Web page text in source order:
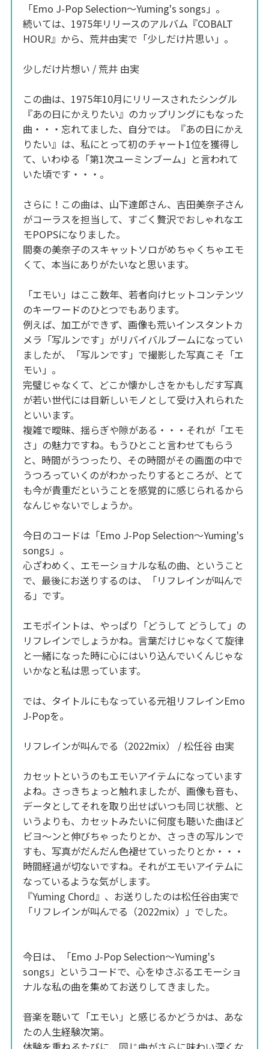
「Emo J-Pop Selection～Yuming's songs」。
続いては、1975年リリースのアルバム『COBALT
HOUR』から、荒井由実で「少しだけ片思い」。
少しだけ片想い / 荒井 由実
この曲は、1975年10月にリリースされたシングル
『あの日にかえりたい』のカップリングにもなった
曲・・・忘れてました、自分では。『あの日にかえ
りたい』は、私にとって初のチャート1位を獲得し
て、いわゆる「第1次ユーミンブーム」と言われて
いた頃です・・・。
さらに！この曲は、山下達郎さん、吉田美奈子さん
がコーラスを担当して、すごく贅沢でおしゃれなエ
モPOPSになりました。
間奏の美奈子のスキャットソロがめちゃくちゃエモ
くて、本当にありがたいなと思います。
「エモい」はここ数年、若者向けヒットコンテンツ
のキーワードのひとつでもあります。
例えば、加工ができず、画像も荒いインスタントカ
メラ「写ルンです」がリバイバルブームになってい
ましたが、「写ルンです」で撮影した写真こそ「エ
モい」。
完璧じゃなくて、どこか懐かしさをかもしだす写真
が若い世代には目新しいモノとして受け入れられた
といいます。
複雑で曖昧、揺らぎや隙がある・・・それが「エモ
さ」の魅力ですね。もうひとこと言わせてもらう
と、時間がうつったり、その時間がその画面の中で
うつろっていくのがわかったりするところが、とて
も今が貴重だということを感覚的に感じられるから
なんじゃないでしょうか。
今日のコードは「Emo J-Pop Selection～Yuming's
songs」。
心ざわめく、エモーショナルな私の曲、ということ
で、最後にお送りするのは、「リフレインが叫んで
る」です。
エモポイントは、やっぱり「どうして どうして」の
リフレインでしょうかね。言葉だけじゃなくて旋律
と一緒になった時に心にはいり込んでいくんじゃな
いかなと私は思っています。
では、タイトルにもなっている元祖リフレインEmo
J-Popを。
リフレインが叫んでる（2022mix） / 松任谷 由実
カセットというのもエモいアイテムになっています
よね。さっきちょっと触れましたが、画像も音も、
データとしてそれを取り出せばいつも同じ状態、と
いうよりも、カセットみたいに何度も聴いた曲ほど
ビヨ～ンと伸びちゃったりとか、さっきの写ルンで
すも、写真がだんだん色褪せていったりとか・・・
時間経過が切ないですね。それがエモいアイテムに
なっているような気がします。
『Yuming Chord』、お送りしたのは松任谷由実で
「リフレインが叫んでる（2022mix）」でした。
今日は、「Emo J-Pop Selection～Yuming's
songs」というコードで、心をゆさぶるエモーショ
ナルな私の曲を集めてお送りしてきました。
音楽を聴いて「エモい」と感じるかどうかは、あな
たの人生経験次第。